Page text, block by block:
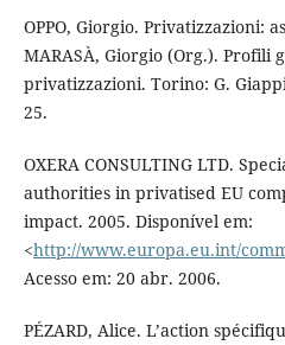
OPPO, Giorgio. Privatizzazioni:
MARASÀ, Giorgio (Org.). Profili
privatizzazioni. Torino: G.
25.
OXERA CONSULTING LTD.
authorities in privatised EU
impact. 2005. Disponível em:
<http://www.europa.eu.int/
Acesso em: 20 abr. 2006.
PÉZARD, Alice. L’action